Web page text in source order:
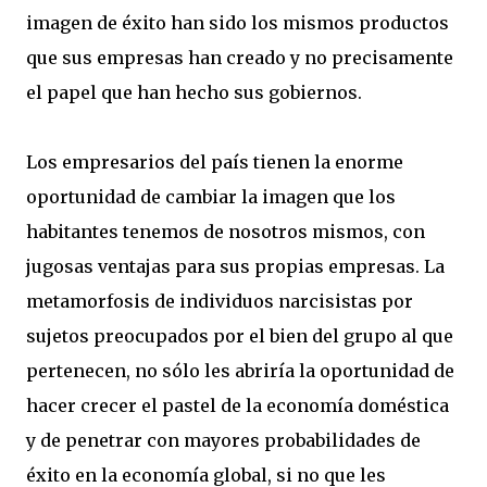
imagen de éxito han sido los mismos productos
que sus empresas han creado y no precisamente
el papel que han hecho sus gobiernos.
Los empresarios del país tienen la enorme
oportunidad de cambiar la imagen que los
habitantes tenemos de nosotros mismos, con
jugosas ventajas para sus propias empresas. La
metamorfosis de individuos narcisistas por
sujetos preocupados por el bien del grupo al que
pertenecen, no sólo les abriría la oportunidad de
hacer crecer el pastel de la economía doméstica
y de penetrar con mayores probabilidades de
éxito en la economía global, si no que les